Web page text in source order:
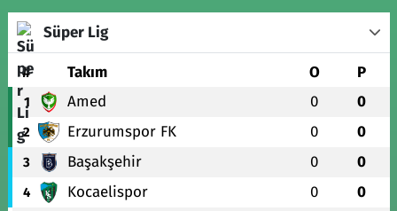
Süper Lig
# Takım O P
1 Amed 0 0
2 Erzurumspor FK 0 0
3 Başakşehir 0 0
4 Kocaelispor 0 0